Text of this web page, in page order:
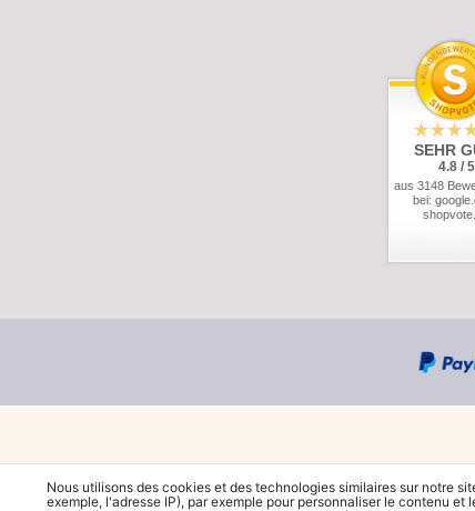
SEHR
4.8 / 5
aus 3148
bei:
Nous utilisons des cookies et des technologies similaires sur notre
exemple, l'adresse IP), par exemple pour personnaliser le contenu